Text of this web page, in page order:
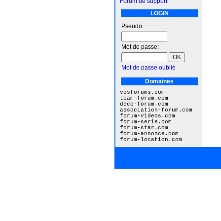
LOGIN
Pseudo:
Mot de passe:
Mot de passe oublié
Domaines
vosforums.com
team-forum.com
deco-forum.com
association-forum.com
forum-videos.com
forum-serie.com
forum-star.com
forum-annonce.com
forum-location.com